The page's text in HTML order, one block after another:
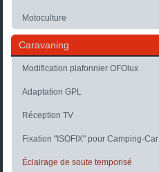
Motoculture
Caravaning
Modification plafonnier OFOlux
Adaptation GPL
Réception TV
Fixation "ISOFIX" pour Camping-Car
Éclairage de soute temporisé